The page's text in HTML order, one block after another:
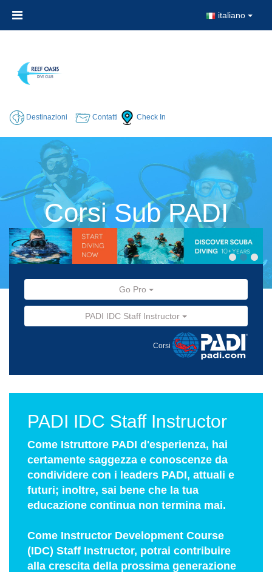
italiano
Destinazioni Contatti Check In
Corsi Sub PADI
Go Pro
PADI IDC Staff Instructor
Corsi
PADI IDC Staff Instructor
Come Istruttore PADI d'esperienza, hai
certamente saggezza e conoscenze da
condividere con i leaders PADI, attuali e
futuri; inoltre, sai bene che la tua
educazione continua non termina mai.
Come Instructor Development Course
(IDC) Staff Instructor, potrai contribuire
alla crescita della prossima generazione